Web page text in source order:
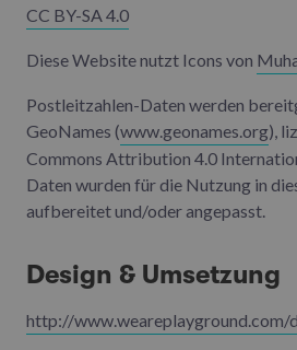
CC BY-SA 4.0
Diese Website nutzt Icons von
Postleitzahlen-Daten werden
GeoNames (www.geonames.org),
Commons Attribution 4.0
Daten wurden für die Nutzung in
aufbereitet und/oder angepasst.
Design & Umsetzung
http://www.weareplayground.com/